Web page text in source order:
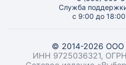
Служба
с 9:00 до
© 2014-2026 ООО
ИНН 9725036321,